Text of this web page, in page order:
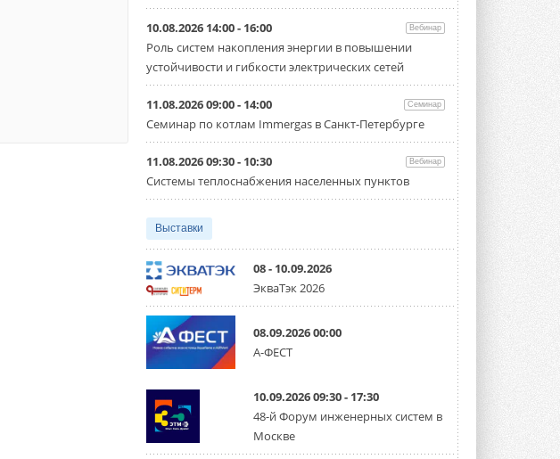
«РУСКЛИМАТ Fest 2026» в Уфе
собрал свыше 700 профи
климатической отрасли
Организатором выступил торгово-
производственный холдинг ...
«Датарк» испытал модульный
ЦОД с плотностью 54 кВт на
стойку
Испытания прошли на собственной
производственной площадке и были ...
3 АВГУСТА 2026
систему DVM на R32
Линейка включает семь типоразмеров
производительностью от 22,4 до 56 кВт.
Суммарная длина трубопроводов ...
3 АВГУСТА 2026
«СиСофт Девелопмент» подвел
итоги конкурса студенческих
стартует уже в сентябре 2026 года ...
3 АВГУСТА 2026
«Русклимат» укрепляет
10.08.2026 14:00 - 16:00 Вебинар
Роль систем накопления энергии в повышении
устойчивости и гибкости электрических сетей
11.08.2026 09:00 - 14:00 Семинар
Семинар по котлам Immergas в Санкт-Петербурге
11.08.2026 09:30 - 10:30 Вебинар
Системы теплоснабжения населенных пунктов
Выставки
08 - 10.09.2026
ЭкваТэк 2026
08.09.2026 00:00
А-ФЕСТ
10.09.2026 09:30 - 17:30
48-й Форум инженерных систем в
Москве